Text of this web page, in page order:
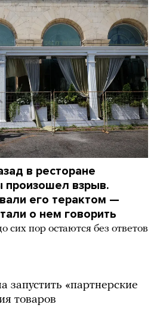
в ресторане
произошел взрыв.
его терактом —
о нем говорить
сих пор остаются без ответов
«партнерские
товаров